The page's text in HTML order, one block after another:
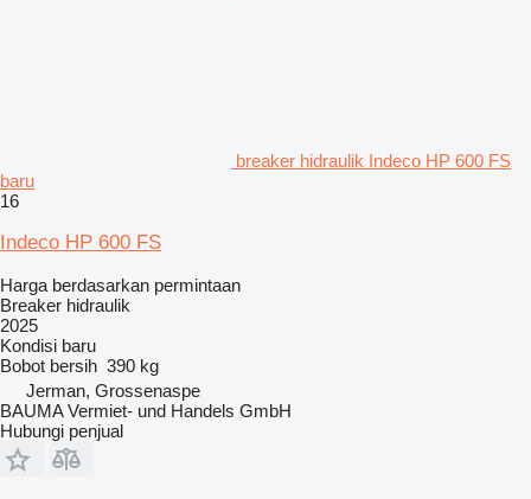
breaker hidraulik Indeco HP 600 FS
baru
16
Indeco HP 600 FS
Harga berdasarkan permintaan
Breaker hidraulik
2025
Kondisi baru
Bobot bersih 390 kg
Jerman, Grossenaspe
BAUMA Vermiet- und Handels GmbH
Hubungi penjual